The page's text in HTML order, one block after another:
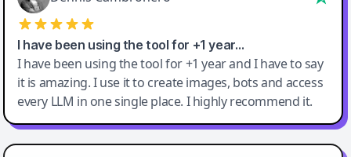
I have been using the tool for +1 year…
I have been using the tool for +1 year and I have to say
it is amazing. I use it to create images, bots and access
every LLM in one single place. I highly recommend it.